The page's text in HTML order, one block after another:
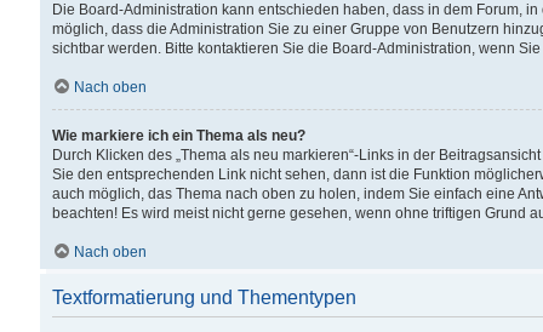
Die Board-Administration kann entschieden haben, dass in dem Forum,
möglich, dass die Administration Sie zu einer Gruppe von Benutzern
sichtbar werden. Bitte kontaktieren Sie die Board-Administration, wenn
Nach oben
Wie markiere ich ein Thema als neu?
Durch Klicken des „Thema als neu markieren“-Links in der
Sie den entsprechenden Link nicht sehen, dann ist die Funktion
auch möglich, das Thema nach oben zu holen, indem Sie einfach eine
beachten! Es wird meist nicht gerne gesehen, wenn ohne triftigen Grund
Nach oben
Textformatierung und Thementypen